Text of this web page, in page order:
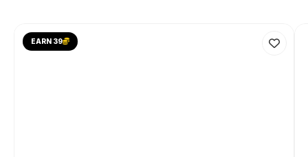
EARN 39